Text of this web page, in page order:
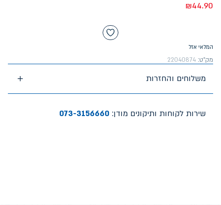
₪44.90
המלאי אזל
מק"ט: 22040874
משלוחים והחזרות
שירות לקוחות ותיקונים מודן: 073-3156660